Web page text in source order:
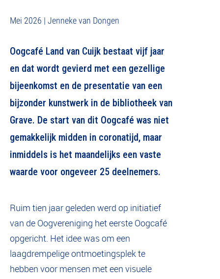
Mei 2026 | Jenneke van Dongen
Oogcafé Land van Cuijk bestaat vijf jaar
en dat wordt gevierd met een gezellige
bijeenkomst en de presentatie van een
bijzonder kunstwerk in de bibliotheek van
Grave. De start van dit Oogcafé was niet
gemakkelijk midden in coronatijd, maar
inmiddels is het maandelijks een vaste
waarde voor ongeveer 25 deelnemers.
Ruim tien jaar geleden werd op initiatief
van de Oogvereniging het eerste Oogcafé
opgericht. Het idee was om een
laagdrempelige ontmoetingsplek te
hebben voor mensen met een visuele